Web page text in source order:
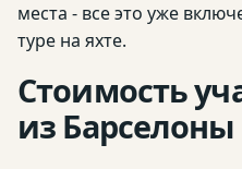
места - все это уже
туре на яхте.
Стоимость
из